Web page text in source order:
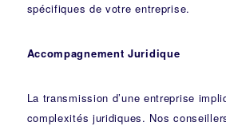
spécifiques de votre entreprise.
Accompagnement Juridique
La transmission d’une entreprise
complexités juridiques. Nos